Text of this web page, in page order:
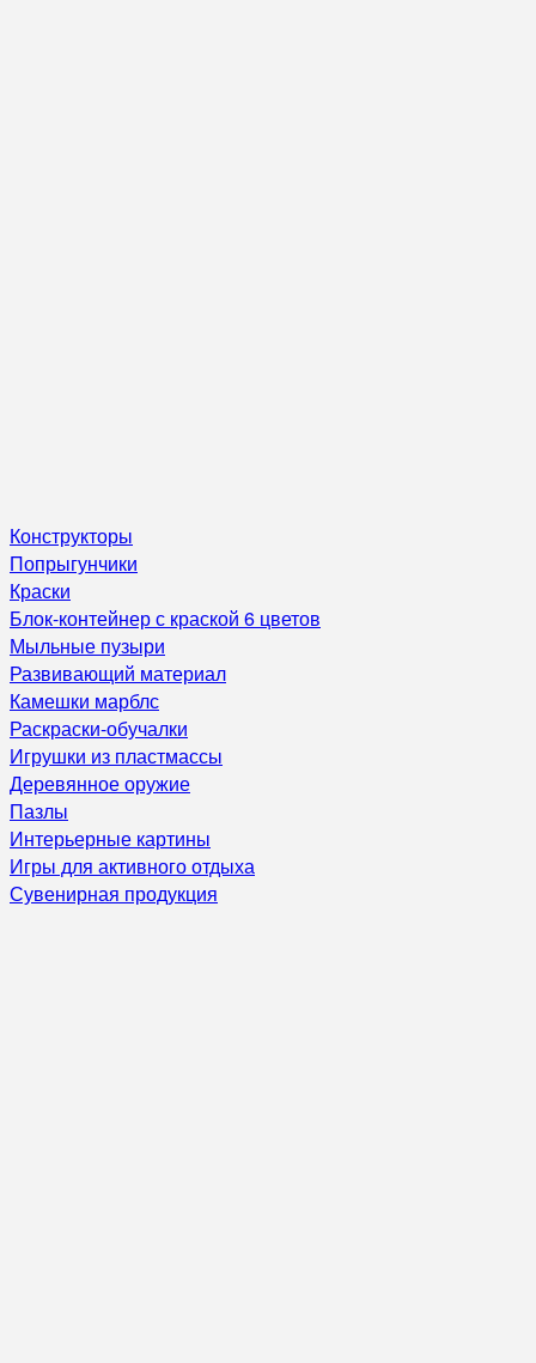
Конструкторы
Попрыгунчики
Краски
Блок-контейнер с краской 6 цветов
Мыльные пузыри
Развивающий материал
Камешки марблс
Раскраски-обучалки
Игрушки из пластмассы
Деревянное оружие
Пазлы
Интерьерные картины
Игры для активного отдыха
Сувенирная продукция